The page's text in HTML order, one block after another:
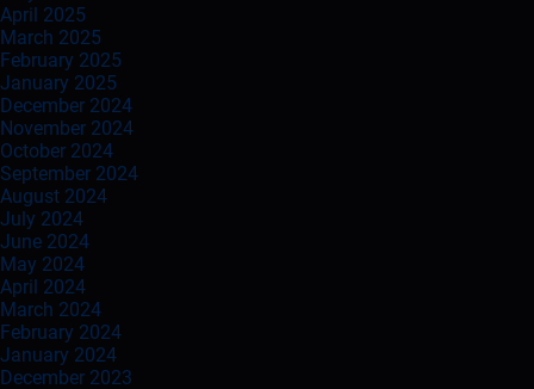
April 2025
March 2025
February 2025
January 2025
December 2024
November 2024
October 2024
September 2024
August 2024
July 2024
June 2024
May 2024
April 2024
March 2024
February 2024
January 2024
December 2023